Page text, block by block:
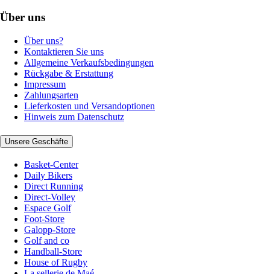
Über uns
Über uns?
Kontaktieren Sie uns
Allgemeine Verkaufsbedingungen
Rückgabe & Erstattung
Impressum
Zahlungsarten
Lieferkosten und Versandoptionen
Hinweis zum Datenschutz
Unsere Geschäfte
Basket-Center
Daily Bikers
Direct Running
Direct-Volley
Espace Golf
Foot-Store
Galopp-Store
Golf and co
Handball-Store
House of Rugby